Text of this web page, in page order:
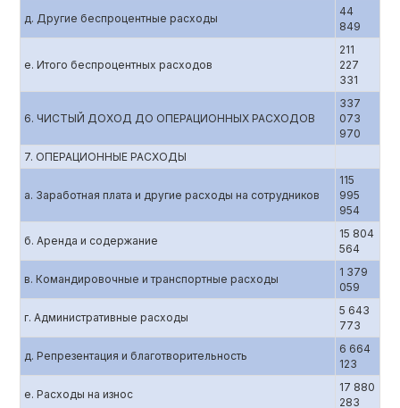
д. Другие беспроцентные расходы
44
849
е. Итого беспроцентных расходов
211
227
331
6. ЧИСТЫЙ ДОХОД ДО ОПЕРАЦИОННЫХ РАСХОДОВ
337
073
970
7. ОПЕРАЦИОННЫЕ РАСХОДЫ
а. Заработная плата и другие расходы на сотрудников
115
995
954
б. Аренда и содержание
15 804
564
в. Командировочные и транспортные расходы
1 379
059
г. Административные расходы
5 643
773
д. Репрезентация и благотворительность
6 664
123
е. Расходы на износ
17 880
283